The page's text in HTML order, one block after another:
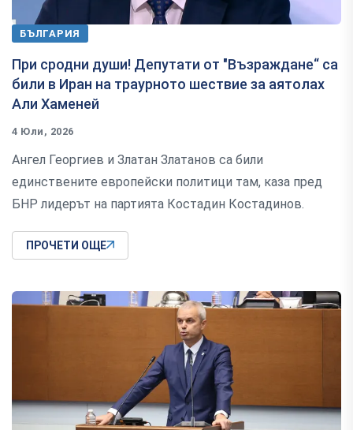
БЪЛГАРИЯ
При сродни души! Депутати от "Възраждане“ са
били в Иран на траурното шествие за аятолах
Али Хаменей
4 Юли, 2026
Ангел Георгиев и Златан Златанов са били
единствените европейски политици там, каза пред
БНР лидерът на партията Костадин Костадинов.
ПРОЧЕТИ ОЩЕ